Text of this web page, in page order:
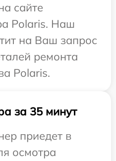
сайте
Polaris. Наш
на Ваш запрос
ремонта
Polaris.
за 35 минут
приедет в
осмотра